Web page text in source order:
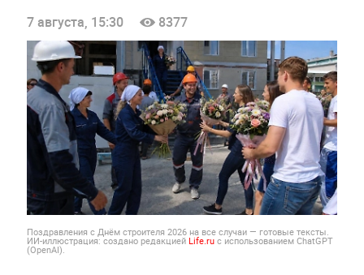
7 августа, 15:30
8377
Поздравления с Днём строителя 2026 на все случаи — готовые тексты.
ИИ-иллюстрация: создано редакцией Life.ruс использованием ChatGPT
(OpenAI).